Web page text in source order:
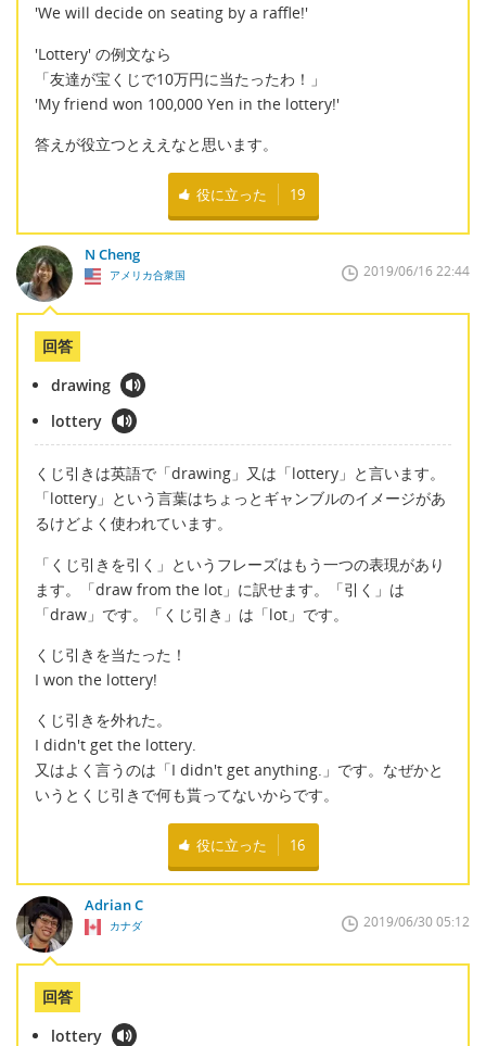
'We will decide on seating by a raffle!'
'Lottery' の例文なら
「友達が宝くじで10万円に当たったわ！」
'My friend won 100,000 Yen in the lottery!'
答えが役立つとええなと思います。
役に立った 19
N Cheng
アメリカ合衆国 2019/06/16 22:44
回答
drawing
lottery
くじ引きは英語で「drawing」又は「lottery」と言います。
「lottery」という言葉はちょっとギャンブルのイメージがあ
るけどよく使われています。
「くじ引きを引く」というフレーズはもう一つの表現があり
ます。「draw from the lot」に訳せます。「引く」は
「draw」です。「くじ引き」は「lot」です。
くじ引きを当たった！
I won the lottery!
くじ引きを外れた。
I didn't get the lottery.
又はよく言うのは「I didn't get anything.」です。なぜかと
いうとくじ引きで何も貰ってないからです。
役に立った 16
Adrian C
カナダ 2019/06/30 05:12
回答
lottery